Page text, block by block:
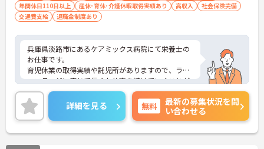
年間休日110日以上
産休･育休･介護休暇取得実績あり 高収入
社会保険完備
交通費支給
退職金制度あり
兵庫県淡路市にあるケアミックス病院にて栄養士の
お仕事です。
育児休業の取得実績や託児所がありますので、ライ
フステージに応じて長くお仕事を続けていくことが
できます。
ご興味がある方は是非一度マイナビまでお問い合わ
せください。さらに詳細などお伝えします！
詳細を見る 無料
最新の募集状況を問
い合わせる